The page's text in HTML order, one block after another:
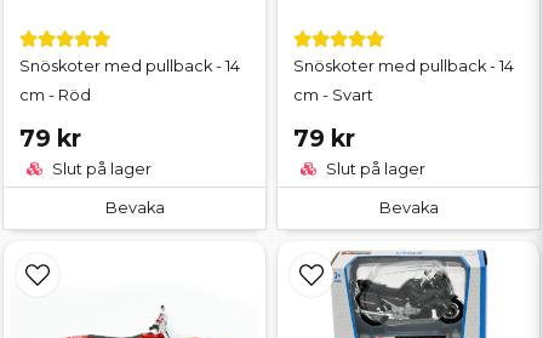
Snöskoter med pullback - 14
cm - Röd
79 kr
Slut på lager
Bevaka
Snöskoter med pullback - 14
cm - Svart
79 kr
Slut på lager
Bevaka